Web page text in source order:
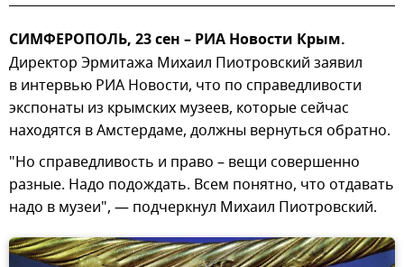
СИМФЕРОПОЛЬ, 23 сен – РИА Новости Крым.
Директор Эрмитажа Михаил Пиотровский заявил
в интервью РИА Новости, что по справедливости
экспонаты из крымских музеев, которые сейчас
находятся в Амстердаме, должны вернуться обратно.
"Но справедливость и право – вещи совершенно
разные. Надо подождать. Всем понятно, что отдавать
надо в музеи", — подчеркнул Михаил Пиотровский.